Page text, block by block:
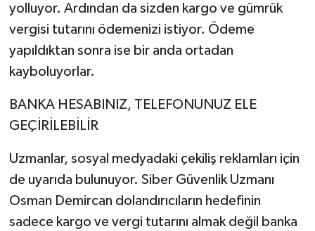
yolluyor. Ardından da sizden kargo ve gümrük
vergisi tutarını ödemenizi istiyor. Ödeme
yapıldıktan sonra ise bir anda ortadan
kayboluyorlar.
BANKA HESABINIZ, TELEFONUNUZ ELE
GEÇİRİLEBİLİR
Uzmanlar, sosyal medyadaki çekiliş reklamları için
de uyarıda bulunuyor. Siber Güvenlik Uzmanı
Osman Demircan dolandırıcıların hedefinin
sadece kargo ve vergi tutarını almak değil banka